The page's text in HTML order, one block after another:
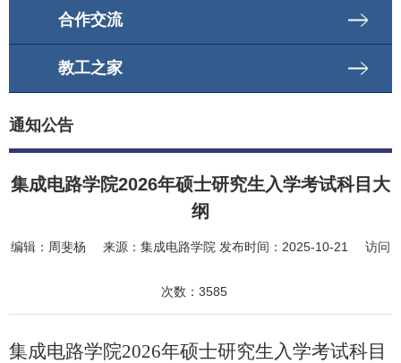
合作交流
教工之家
通知公告
集成电路学院2026年硕士研究生入学考试科目大
纲
编辑： 周斐杨 来源： 集成电路学院 发布时间： 2025-10-21 访问
次数： 3585
集成电路学院2026年硕士研究生入学考试科目